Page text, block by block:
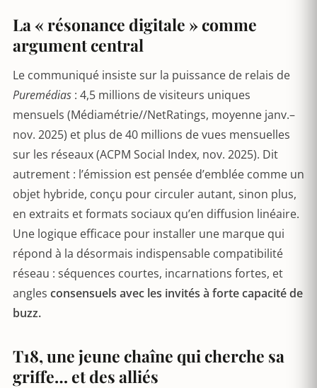
La « résonance digitale » comme
argument central
Le communiqué insiste sur la puissance de relais de
Puremédias : 4,5 millions de visiteurs uniques
mensuels (Médiamétrie//NetRatings, moyenne janv.–
nov. 2025) et plus de 40 millions de vues mensuelles
sur les réseaux (ACPM Social Index, nov. 2025). Dit
autrement : l’émission est pensée d’emblée comme un
objet hybride, conçu pour circuler autant, sinon plus,
en extraits et formats sociaux qu’en diffusion linéaire.
Une logique efficace pour installer une marque qui
répond à la désormais indispensable compatibilité
réseau : séquences courtes, incarnations fortes, et
angles consensuels avec les invités à forte capacité de
buzz.
T18, une jeune chaîne qui cherche sa
griffe… et des alliés